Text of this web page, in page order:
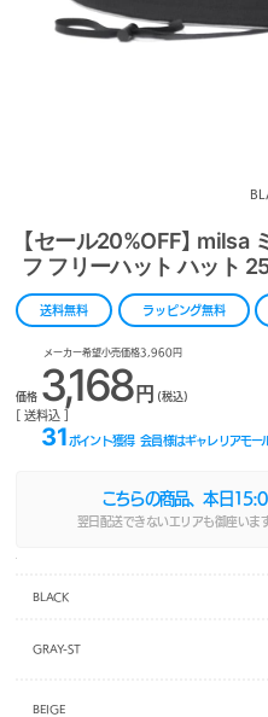
【セール20%OFF】 milsa
フ フリーハット ハット
送料無料 ラッピング無料
メーカー希望小売価格3,960円
価格 3,168円 (税込)
[ 送料込 ]
31 ポイント獲得 会員様はギャレリアモー
こちらの商品、本日
翌日配送できないエリアも御座いま
BLACK
GRAY-ST
BEIGE